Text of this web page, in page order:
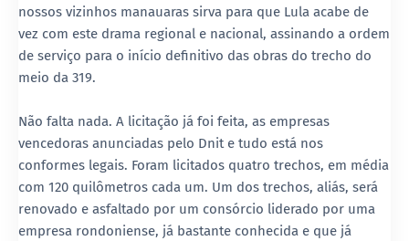
nossos vizinhos manauaras sirva para que Lula acabe de
vez com este drama regional e nacional, assinando a ordem
de serviço para o início definitivo das obras do trecho do
meio da 319.
Não falta nada. A licitação já foi feita, as empresas
vencedoras anunciadas pelo Dnit e tudo está nos
conformes legais. Foram licitados quatro trechos, em média
com 120 quilômetros cada um. Um dos trechos, aliás, será
renovado e asfaltado por um consórcio liderado por uma
empresa rondoniense, já bastante conhecida e que já